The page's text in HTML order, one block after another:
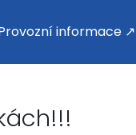
informace ↗